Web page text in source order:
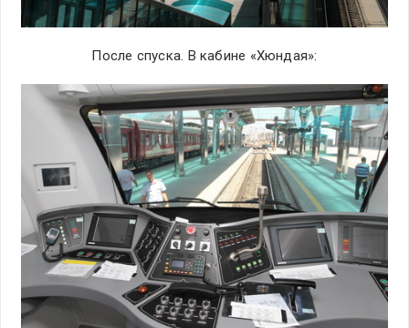
После спуска. В кабине «Хюндая»: